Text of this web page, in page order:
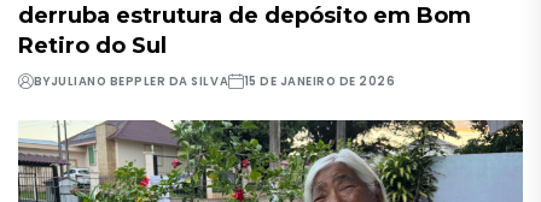
derruba estrutura de depósito em Bom
Retiro do Sul
BYJULIANO BEPPLER DA SILVA 15 DE JANEIRO DE 2026